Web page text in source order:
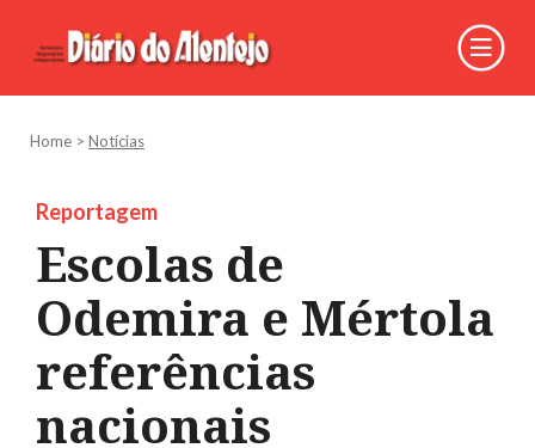
Home > Notícias
Reportagem
Escolas de
Odemira e Mértola
referências
nacionais